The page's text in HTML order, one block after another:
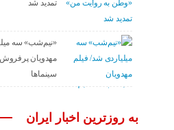
تمدید شد
«نیم‌شب» سه
مهدویان
سینماها
به روزترین اخبار ایران